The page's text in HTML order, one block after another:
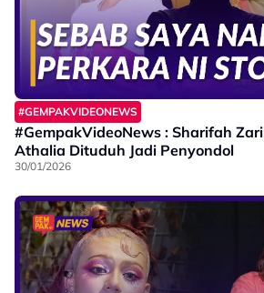
#GEMPAKVIDEONEWS
#GempakVideoNews : Sharifah
Athalia Dituduh Jadi Penyondol
30/01/2026